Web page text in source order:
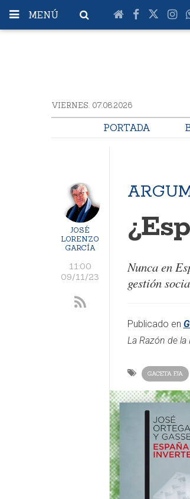
MENÚ
VIERNES. 07.08.2026
PORTADA
JOSÉ
LORENZO
GARCÍA
11:00
09/11/23
Nunca en
gestión
​Publicado en
La Razón de la
GACETA FJA